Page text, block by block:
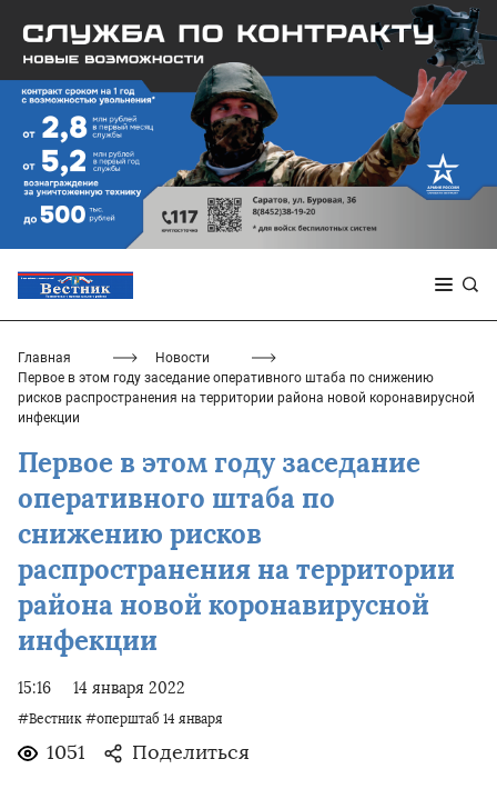
Главная
Новости
Первое в этом году заседание оперативного штаба по снижению
рисков распространения на территории района новой коронавирусной
инфекции
Первое в этом году заседание
оперативного штаба по
снижению рисков
распространения на территории
района новой коронавирусной
инфекции
15:16 14 января 2022
#Вестник #оперштаб 14 января
1051 Поделиться